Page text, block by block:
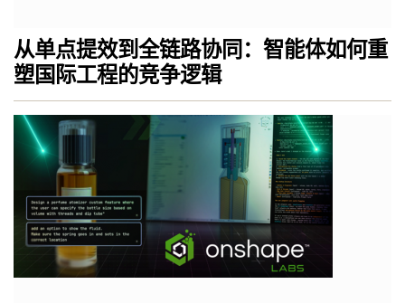
从单点提效到全链路协同：智能体如何重
塑国际工程的竞争逻辑